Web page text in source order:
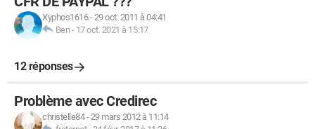
Xyphos1616-29 oct. 2011 à 04:41
Ben- 17 oct. 2021 à 15:17
12 réponses
Problème avec Credirec
christelle84-29 mars 2012 à 11:14